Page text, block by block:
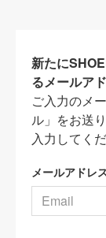
新たに
るメールア
ご入力のメ
ル」をお送
入力してくだ
メールアドレ